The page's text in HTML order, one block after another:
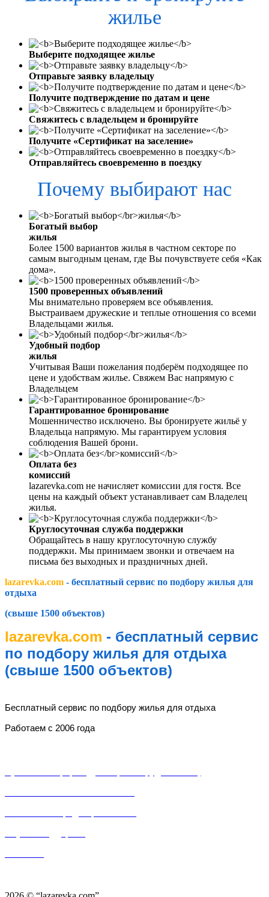
жилье
Выберите подходящее жилье
Отправьте заявку владельцу
Получите подтверждение по датам и цене
Свяжитесь с владельцем и бронируйте
Получите «Сертификат на заселение»
Отправляйтесь своевременно в поездку
Почему выбирают нас
Богатый выбор
жилья
Более 1500 вариантов жилья в частном секторе по
самым выгодным ценам, где Вы почувствуете себя «Как
дома».
1500 проверенных объявлений
Мы внимательно проверяем все объявления.
Выстраиваем дружеские и теплые отношения со всеми
Владельцами жилья.
Удобный подбор
жилья
Учитывая Ваши пожелания подберём подходящее по
цене и удобствам жилье. Свяжем Вас напрямую с
Владельцем
Гарантированное бронирование
Мошенничество исключено. Вы бронируете жильё у
Владельца напрямую. Мы гарантируем условия
соблюдения Вашей брони.
Оплата без
комиссий
lazarevka.com не начисляет комиссии для гостя. Все
цены на каждый объект устанавливает сам Владелец
жилья.
Круглосуточная служба поддержки
Обращайтесь в нашу круглосуточную службу
поддержки. Мы принимаем звонки и отвечаем на
письма без выходных и праздничных дней.
lazarevka.com - бесплатный сервис по подбору жилья для
отдыха
(свыше 1500 объектов)
lazarevka.com - бесплатный сервис
по подбору жилья для отдыха
(свыше 1500 объектов)
Бесплатный сервис по подбору жилья для отдыха
Работаем с 2006 года